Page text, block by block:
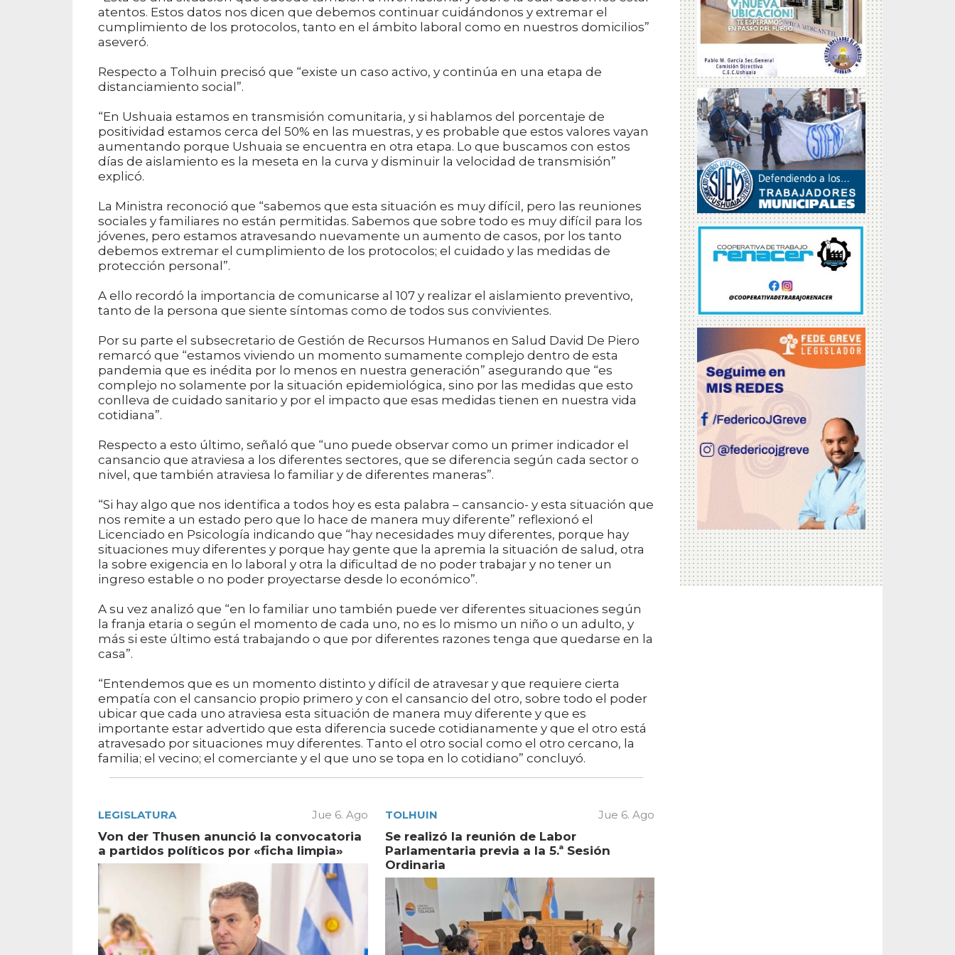
atentos. Estos datos nos dicen que debemos continuar cuidándonos y extremar el
cumplimiento de los protocolos, tanto en el ámbito laboral como en nuestros domicilios”
aseveró.
Respecto a Tolhuin precisó que “existe un caso activo, y continúa en una etapa de
distanciamiento social”.
“En Ushuaia estamos en transmisión comunitaria, y si hablamos del porcentaje de
positividad estamos cerca del 50% en las muestras, y es probable que estos valores vayan
aumentando porque Ushuaia se encuentra en otra etapa. Lo que buscamos con estos
días de aislamiento es la meseta en la curva y disminuir la velocidad de transmisión”
explicó.
La Ministra reconoció que “sabemos que esta situación es muy difícil, pero las reuniones
sociales y familiares no están permitidas. Sabemos que sobre todo es muy difícil para los
jóvenes, pero estamos atravesando nuevamente un aumento de casos, por los tanto
debemos extremar el cumplimiento de los protocolos; el cuidado y las medidas de
protección personal”.
A ello recordó la importancia de comunicarse al 107 y realizar el aislamiento preventivo,
tanto de la persona que siente síntomas como de todos sus convivientes.
Por su parte el subsecretario de Gestión de Recursos Humanos en Salud David De Piero
remarcó que “estamos viviendo un momento sumamente complejo dentro de esta
pandemia que es inédita por lo menos en nuestra generación” asegurando que “es
complejo no solamente por la situación epidemiológica, sino por las medidas que esto
conlleva de cuidado sanitario y por el impacto que esas medidas tienen en nuestra vida
cotidiana”.
Respecto a esto último, señaló que “uno puede observar como un primer indicador el
cansancio que atraviesa a los diferentes sectores, que se diferencia según cada sector o
nivel, que también atraviesa lo familiar y de diferentes maneras”.
“Si hay algo que nos identifica a todos hoy es esta palabra – cansancio- y esta situación que
nos remite a un estado pero que lo hace de manera muy diferente” reflexionó el
Licenciado en Psicología indicando que “hay necesidades muy diferentes, porque hay
situaciones muy diferentes y porque hay gente que la apremia la situación de salud, otra
la sobre exigencia en lo laboral y otra la dificultad de no poder trabajar y no tener un
ingreso estable o no poder proyectarse desde lo económico”.
A su vez analizó que “en lo familiar uno también puede ver diferentes situaciones según
la franja etaria o según el momento de cada uno, no es lo mismo un niño o un adulto, y
más si este último está trabajando o que por diferentes razones tenga que quedarse en la
casa”.
“Entendemos que es un momento distinto y difícil de atravesar y que requiere cierta
empatía con el cansancio propio primero y con el cansancio del otro, sobre todo el poder
ubicar que cada uno atraviesa esta situación de manera muy diferente y que es
importante estar advertido que esta diferencia sucede cotidianamente y que el otro está
atravesado por situaciones muy diferentes. Tanto el otro social como el otro cercano, la
familia; el vecino; el comerciante y el que uno se topa en lo cotidiano” concluyó.
LEGISLATURA Jue 6. Ago
Von der Thusen anunció la convocatoria
a partidos políticos por «ficha limpia»
TOLHUIN Jue 6. Ago
Se realizó la reunión de Labor
Parlamentaria previa a la 5.ª Sesión
Ordinaria